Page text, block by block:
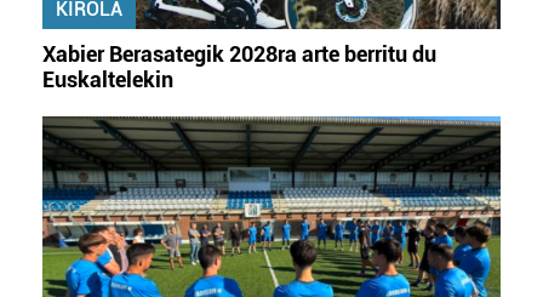
fitxategiak erabiltzen ditu. Zure esperientzia eta
zerbitzuak hobetzeko asmoz, cookie teknologiaz
baliatzen gara. Ohar hau onartuz gero, teknologia hori
erabiltzeko baimen esplizitua ematen diguzu.
irakurri
KIROLA
Xabier Berasategik 2028ra arte berritu du
Euskaltelekin